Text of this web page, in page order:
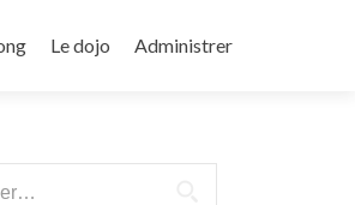
Le dojo Administrer